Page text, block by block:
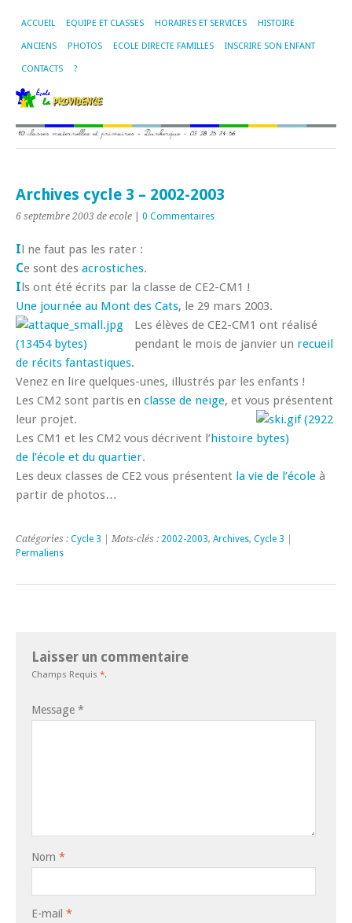
ACCUEIL EQUIPE ET CLASSES HORAIRES ET SERVICES HISTOIRE
ANCIENS PHOTOS ECOLE DIRECTE FAMILLES INSCRIRE SON ENFANT
CONTACTS ?
Archives cycle 3 – 2002-2003
6 septembre 2003 de ecole 0 Commentaires
Il ne faut pas les rater :
Ce sont des acrostiches.
Ils ont été écrits par la classe de CE2-CM1 !
Une journée au Mont des Cats, le 29 mars 2003.
Les élèves de CE2-CM1 ont réalisé
pendant le mois de janvier un recueil
de récits fantastiques.
Venez en lire quelques-unes, illustrés par les enfants !
Les CM2 sont partis en classe de neige, et vous présentent
leur projet.
Les CM1 et les CM2 vous décrivent l’histoire
de l’école et du quartier.
Les deux classes de CE2 vous présentent la vie de l’école à
partir de photos…
Catégories : Cycle 3 | Mots-clés : 2002-2003, Archives, Cycle 3
Permaliens
Laisser un commentaire
Champs Requis *.
Message *
Nom *
E-mail *